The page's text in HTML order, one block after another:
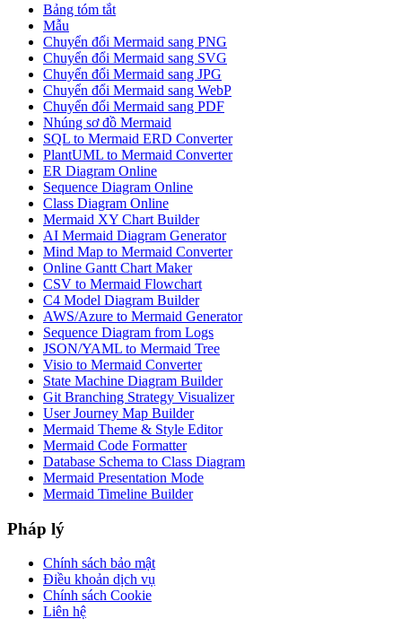
Bảng tóm tắt
Mẫu
Chuyển đổi Mermaid sang PNG
Chuyển đổi Mermaid sang SVG
Chuyển đổi Mermaid sang JPG
Chuyển đổi Mermaid sang WebP
Chuyển đổi Mermaid sang PDF
Nhúng sơ đồ Mermaid
SQL to Mermaid ERD Converter
PlantUML to Mermaid Converter
ER Diagram Online
Sequence Diagram Online
Class Diagram Online
Mermaid XY Chart Builder
AI Mermaid Diagram Generator
Mind Map to Mermaid Converter
Online Gantt Chart Maker
CSV to Mermaid Flowchart
C4 Model Diagram Builder
AWS/Azure to Mermaid Generator
Sequence Diagram from Logs
JSON/YAML to Mermaid Tree
Visio to Mermaid Converter
State Machine Diagram Builder
Git Branching Strategy Visualizer
User Journey Map Builder
Mermaid Theme & Style Editor
Mermaid Code Formatter
Database Schema to Class Diagram
Mermaid Presentation Mode
Mermaid Timeline Builder
Pháp lý
Chính sách bảo mật
Điều khoản dịch vụ
Chính sách Cookie
Liên hệ